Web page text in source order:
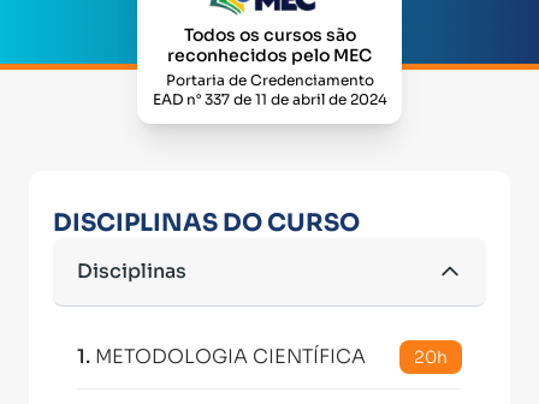
Todos os cursos são
reconhecidos pelo MEC
Portaria de Credenciamento
EAD n° 337 de 11 de abril de 2024
DISCIPLINAS DO CURSO
Disciplinas
1. METODOLOGIA CIENTÍFICA 20h